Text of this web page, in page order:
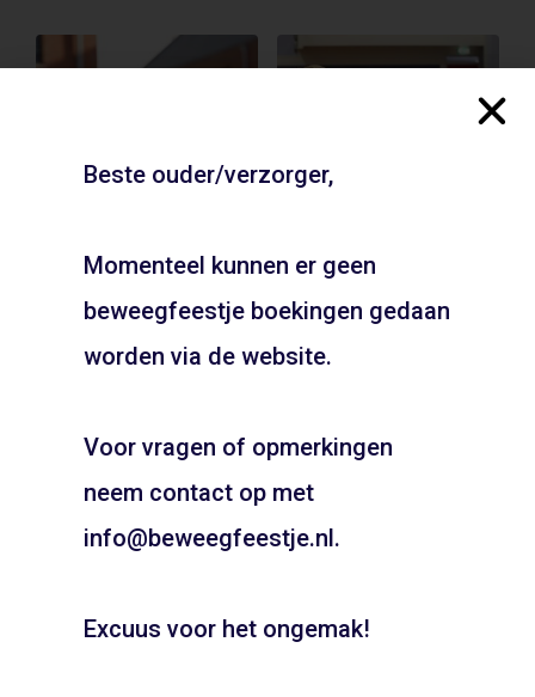
Zaandam
Haarlem
JOUW FEESTJE IN
SINTERKLAAS OF KERST
Pietentraining, Pakjes bezorgen? Het kan allemaal!
06 21 89 71 85
Beste ouder/verzorger,
Momenteel kunnen er geen
beweegfeestje boekingen gedaan
worden via de website.
Voor vragen of opmerkingen
neem contact op met
info@beweegfeestje.nl.
Excuus voor het ongemak!